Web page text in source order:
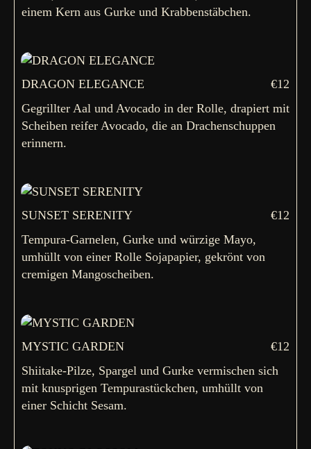
einem Kern aus Gurke und Krabbenstäbchen.
DRAGON ELEGANCE
€12
Gegrillter Aal und Avocado in der Rolle, drapiert mit
Scheiben reifer Avocado, die an Drachenschuppen
erinnern.
SUNSET SERENITY
€12
Tempura-Garnelen, Gurke und würzige Mayo,
umhüllt von einer Rolle Sojapapier, gekrönt von
cremigen Mangoscheiben.
MYSTIC GARDEN
€12
Shiitake-Pilze, Spargel und Gurke vermischen sich
mit knusprigen Tempurastückchen, umhüllt von
einer Schicht Sesam.